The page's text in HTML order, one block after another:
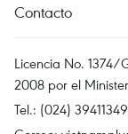
Contacto
Licencia No. 1374/
2008 por el
Tel.: (024)